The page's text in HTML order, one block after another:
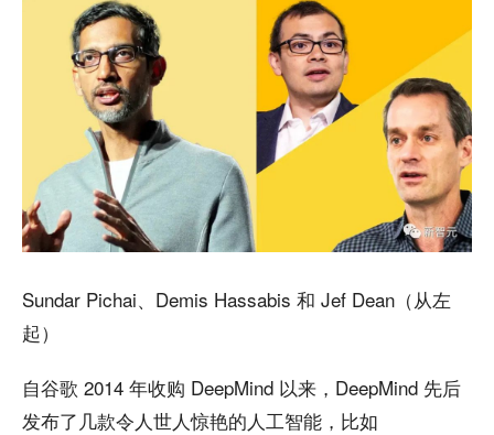
Sundar Pichai、Demis Hassabis 和 Jef Dean（从左
起）
自谷歌 2014 年收购 DeepMind 以来，DeepMind 先后
发布了几款令人世人惊艳的人工智能，比如